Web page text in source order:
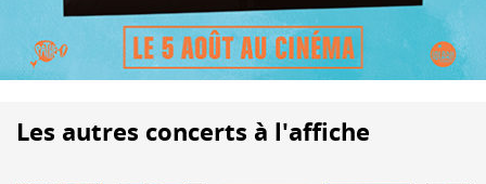
Les autres concerts à l'affiche